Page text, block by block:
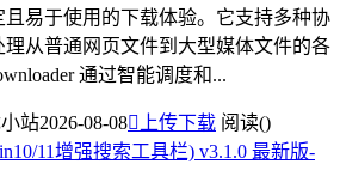
易于使用的下载体验。它支持多种协
从普通网页文件到大型媒体文件的各
通过智能调度和...
站2026-08-08 上传下载 阅读()